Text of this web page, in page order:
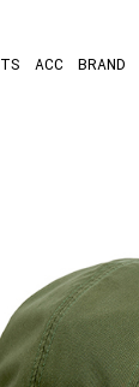
ACC BRAND